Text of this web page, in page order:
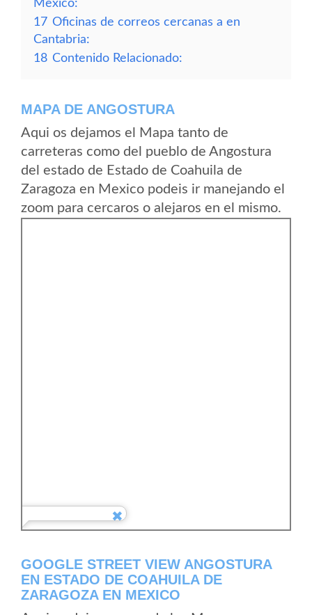
Mexico:
17 Oficinas de correos cercanas a en
Cantabria:
18 Contenido Relacionado:
MAPA DE ANGOSTURA
Aqui os dejamos el Mapa tanto de
carreteras como del pueblo de Angostura
del estado de Estado de Coahuila de
Zaragoza en Mexico podeis ir manejando el
zoom para cercaros o alejaros en el mismo.
GOOGLE STREET VIEW ANGOSTURA
EN ESTADO DE COAHUILA DE
ZARAGOZA EN MEXICO